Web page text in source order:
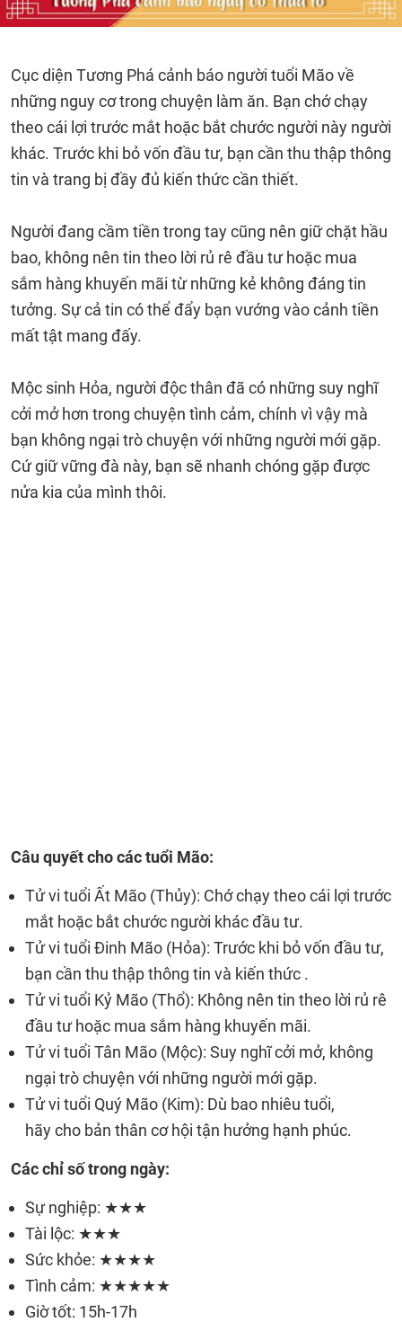
Cục diện Tương Phá cảnh báo người tuổi Mão về
những nguy cơ trong chuyện làm ăn. Bạn chớ chạy
theo cái lợi trước mắt hoặc bắt chước người này người
khác. Trước khi bỏ vốn đầu tư, bạn cần thu thập thông
tin và trang bị đầy đủ kiến thức cần thiết.
Người đang cầm tiền trong tay cũng nên giữ chặt hầu
bao, không nên tin theo lời rủ rê đầu tư hoặc mua
sắm hàng khuyến mãi từ những kẻ không đáng tin
tưởng. Sự cả tin có thể đẩy bạn vướng vào cảnh tiền
mất tật mang đấy.
Mộc sinh Hỏa, người độc thân đã có những suy nghĩ
cởi mở hơn trong chuyện tình cảm, chính vì vậy mà
bạn không ngại trò chuyện với những người mới gặp.
Cứ giữ vững đà này, bạn sẽ nhanh chóng gặp được
nửa kia của mình thôi.
Câu quyết cho các tuổi Mão:
Tử vi tuổi Ất Mão (Thủy): Chớ chạy theo cái lợi trước
mắt hoặc bắt chước người khác đầu tư.
Tử vi tuổi Đinh Mão (Hỏa): Trước khi bỏ vốn đầu tư,
bạn cần thu thập thông tin và kiến thức .
Tử vi tuổi Kỷ Mão (Thổ): Không nên tin theo lời rủ rê
đầu tư hoặc mua sắm hàng khuyến mãi.
Tử vi tuổi Tân Mão (Mộc): Suy nghĩ cởi mở, không
ngại trò chuyện với những người mới gặp.
Tử vi tuổi Quý Mão (Kim): Dù bao nhiêu tuổi,
hãy cho bản thân cơ hội tận hưởng hạnh phúc.
Các chỉ số trong ngày:
Sự nghiệp: ★★★
Tài lộc: ★★★
Sức khỏe: ★★★★
Tình cảm: ★★★★★
Giờ tốt: 15h-17h